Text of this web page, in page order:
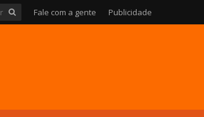
Fale com a gente Publicidade